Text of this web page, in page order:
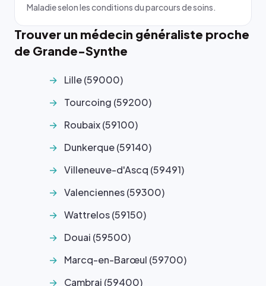
Maladie selon les conditions du parcours de soins.
Trouver un médecin généraliste proche
de Grande-Synthe
Lille (59000)
Tourcoing (59200)
Roubaix (59100)
Dunkerque (59140)
Villeneuve-d'Ascq (59491)
Valenciennes (59300)
Wattrelos (59150)
Douai (59500)
Marcq-en-Barœul (59700)
Cambrai (59400)